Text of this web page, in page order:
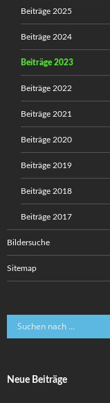
Beiträge 2025
Beiträge 2024
Beiträge 2023
Beiträge 2022
Beiträge 2021
Beiträge 2020
Beiträge 2019
Beiträge 2018
Beiträge 2017
Bildersuche
Sitemap
Neue Beiträge